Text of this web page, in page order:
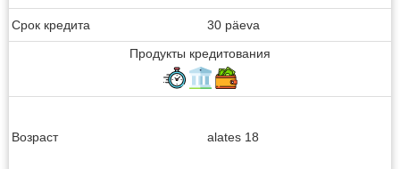
Срок кредита
30 päeva
Продукты кредитования
Возраст alates 18